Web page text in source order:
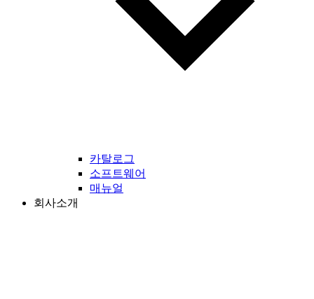
카탈로그
소프트웨어
매뉴얼
회사소개